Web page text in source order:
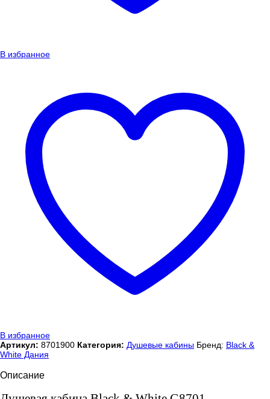
В избранное
В избранное
Артикул: 8701900 Категория: Душевые кабины Бренд: Black &
White Дания
Описание